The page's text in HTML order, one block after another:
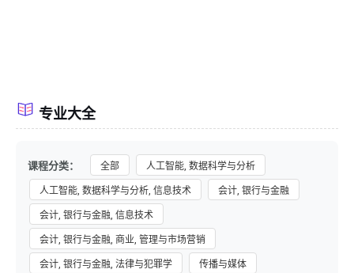
专业大全
课程分类： 全部 人工智能, 数据科学与分析
人工智能, 数据科学与分析, 信息技术 会计, 银行与金融
会计, 银行与金融, 信息技术
会计, 银行与金融, 商业, 管理与市场营销
会计, 银行与金融, 法律与犯罪学 传播与媒体